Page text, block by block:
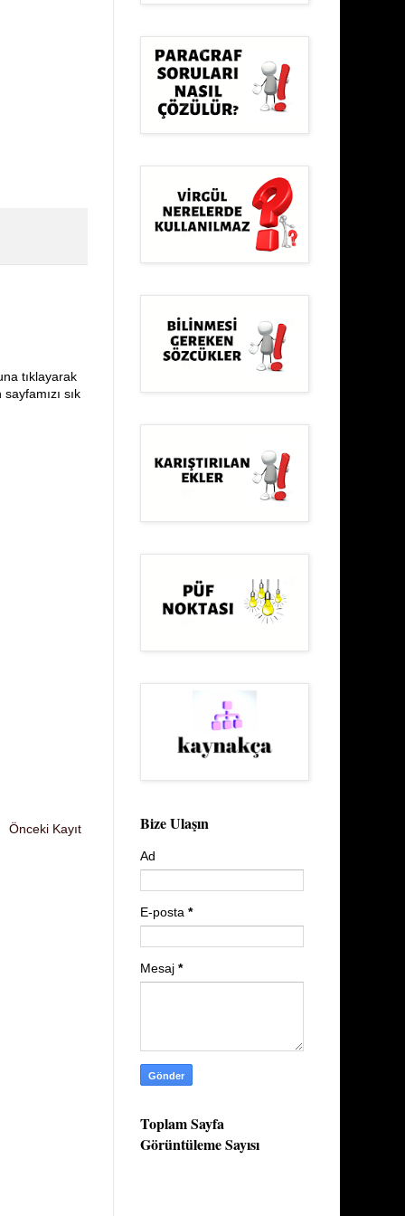
tıklayarak
sık
Önceki Kayıt Bize Ulaşın
Ad
E-posta *
Mesaj *
Toplam Sayfa
Görüntüleme Sayısı